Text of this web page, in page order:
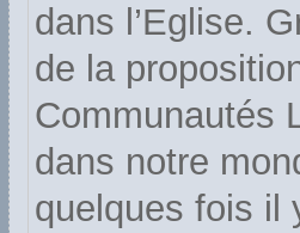
dans l’Eglise.
de la
Communautés
dans notre
quelques fois il